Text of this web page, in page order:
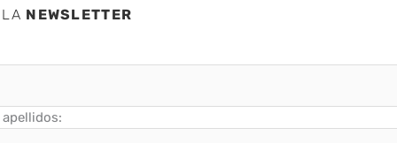
NEWSLETTER